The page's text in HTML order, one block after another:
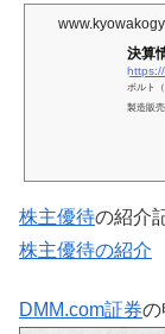
決算
ボルト
製造販
株主優待の紹介
株主優待の紹介
DMM.com証券の